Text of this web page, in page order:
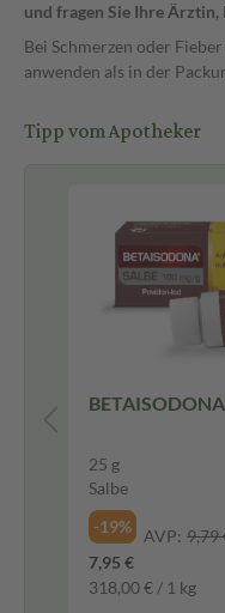
und fragen Sie Ihre
Bei Schmerzen oder
anwenden als in der
Tipp vom Apotheker
25 g
Salbe
-19%
AVP: 9,79
7,95 €
318,00 € / 1 kg